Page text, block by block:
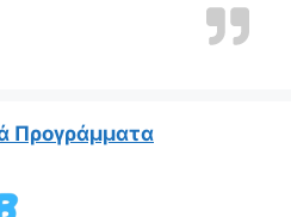
Προγράμματα